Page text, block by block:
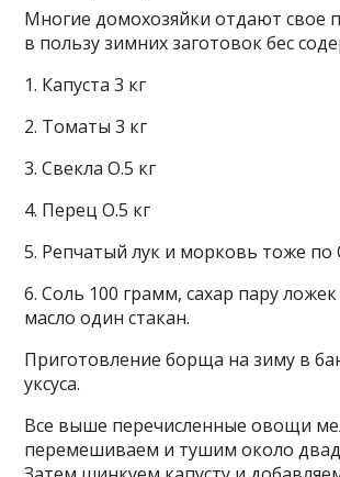
Многие домохозяйки отдают свое
в пользу зимних заготовок бес
1. Капуста 3 кг
2. Томаты 3 кг
3. Свекла О.5 кг
4. Перец О.5 кг
5. Репчатый лук и морковь тоже по
6. Соль 100 грамм, сахар пару
масло один стакан.
Приготовление борща на зиму в
уксуса.
Все выше перечисленные овощи
перемешиваем и тушим около